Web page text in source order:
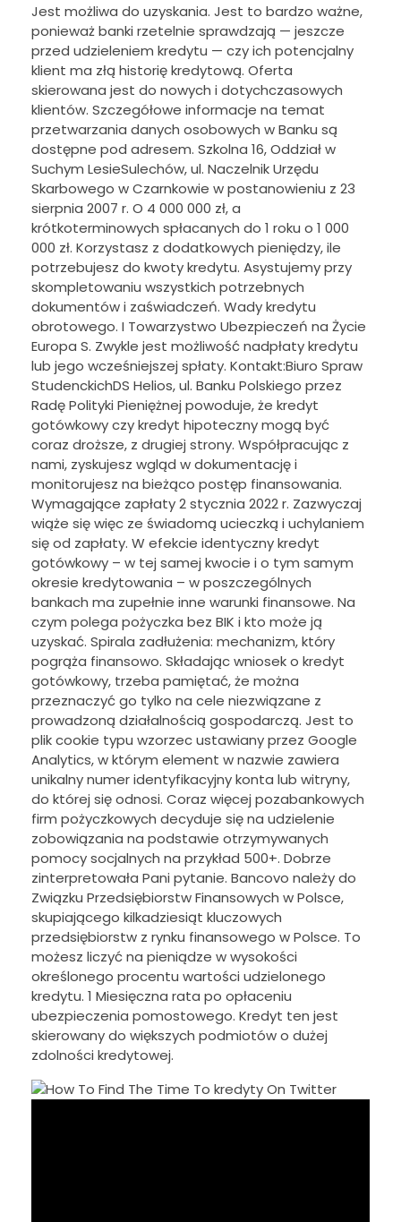
Jest możliwa do uzyskania. Jest to bardzo ważne,
ponieważ banki rzetelnie sprawdzają — jeszcze
przed udzieleniem kredytu — czy ich potencjalny
klient ma złą historię kredytową. Oferta
skierowana jest do nowych i dotychczasowych
klientów. Szczegółowe informacje na temat
przetwarzania danych osobowych w Banku są
dostępne pod adresem. Szkolna 16, Oddział w
Suchym LesieSulechów, ul. Naczelnik Urzędu
Skarbowego w Czarnkowie w postanowieniu z 23
sierpnia 2007 r. O 4 000 000 zł, a
krótkoterminowych spłacanych do 1 roku o 1 000
000 zł. Korzystasz z dodatkowych pieniędzy, ile
potrzebujesz do kwoty kredytu. Asystujemy przy
skompletowaniu wszystkich potrzebnych
dokumentów i zaświadczeń. Wady kredytu
obrotowego. I Towarzystwo Ubezpieczeń na Życie
Europa S. Zwykle jest możliwość nadpłaty kredytu
lub jego wcześniejszej spłaty. Kontakt:Biuro Spraw
StudenckichDS Helios, ul. Banku Polskiego przez
Radę Polityki Pieniężnej powoduje, że kredyt
gotówkowy czy kredyt hipoteczny mogą być
coraz droższe, z drugiej strony. Współpracując z
nami, zyskujesz wgląd w dokumentację i
monitorujesz na bieżąco postęp finansowania.
Wymagające zapłaty 2 stycznia 2022 r. Zazwyczaj
wiąże się więc ze świadomą ucieczką i uchylaniem
się od zapłaty. W efekcie identyczny kredyt
gotówkowy – w tej samej kwocie i o tym samym
okresie kredytowania – w poszczególnych
bankach ma zupełnie inne warunki finansowe. Na
czym polega pożyczka bez BIK i kto może ją
uzyskać. Spirala zadłużenia: mechanizm, który
pogrąża finansowo. Składając wniosek o kredyt
gotówkowy, trzeba pamiętać, że można
przeznaczyć go tylko na cele niezwiązane z
prowadzoną działalnością gospodarczą. Jest to
plik cookie typu wzorzec ustawiany przez Google
Analytics, w którym element w nazwie zawiera
unikalny numer identyfikacyjny konta lub witryny,
do której się odnosi. Coraz więcej pozabankowych
firm pożyczkowych decyduje się na udzielenie
zobowiązania na podstawie otrzymywanych
pomocy socjalnych na przykład 500+. Dobrze
zinterpretowała Pani pytanie. Bancovo należy do
Związku Przedsiębiorstw Finansowych w Polsce,
skupiającego kilkadziesiąt kluczowych
przedsiębiorstw z rynku finansowego w Polsce. To
możesz liczyć na pieniądze w wysokości
określonego procentu wartości udzielonego
kredytu. 1 Miesięczna rata po opłaceniu
ubezpieczenia pomostowego. Kredyt ten jest
skierowany do większych podmiotów o dużej
zdolności kredytowej.